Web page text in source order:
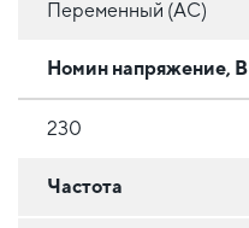
Переменный (AC)
Номин напряжение, В
230
Частота